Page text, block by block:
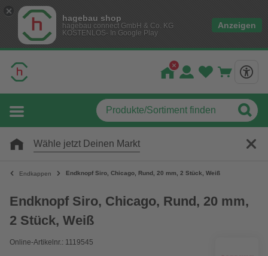
hagebau shop
hagebau connect GmbH & Co. KG
KOSTENLOS- In Google Play
Anzeigen
Wähle jetzt Deinen Markt
Endkappen Endknopf Siro, Chicago, Rund, 20 mm, 2 Stück, Weiß
Endknopf Siro, Chicago, Rund, 20 mm,
2 Stück, Weiß
Online-Artikelnr.: 1119545